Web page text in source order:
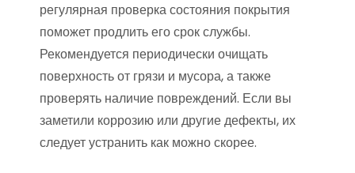
регулярная проверка состояния покрытия
поможет продлить его срок службы.
Рекомендуется периодически очищать
поверхность от грязи и мусора, а также
проверять наличие повреждений. Если вы
заметили коррозию или другие дефекты, их
следует устранить как можно скорее.